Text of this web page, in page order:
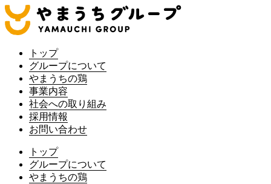
トップ
グループについて
やまうちの鶏
事業内容
社会への取り組み
採用情報
お問い合わせ
トップ
グループについて
やまうちの鶏